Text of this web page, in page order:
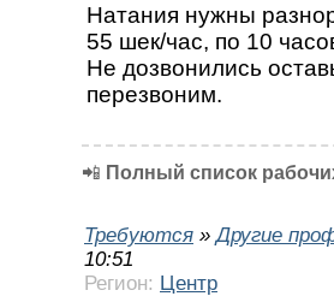
Натания нужны
55 шек/час, по 10
Не дозвонились
перезвоним.
📲 Полный список
Требуются »Другие
10:51
Регион: Центр